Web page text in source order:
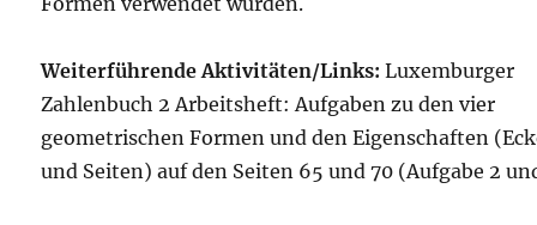
Weiterführende Aktivitäten/Links: Luxemburger
Zahlenbuch 2 Arbeitsheft: Aufgaben zu den vier
geometrischen Formen und den Eigenschaften
und Seiten) auf den Seiten 65 und 70 (Aufgabe 2